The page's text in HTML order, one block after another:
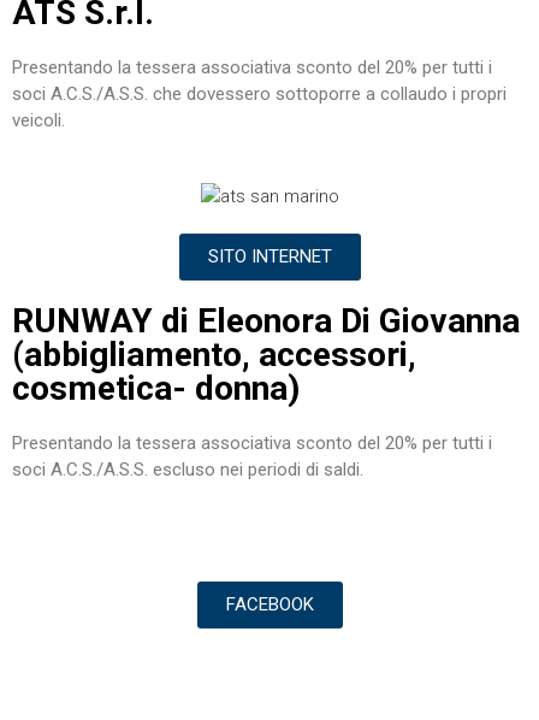
ATS S.r.l.
Presentando la tessera associativa sconto del 20% per tutti i
soci A.C.S./A.S.S. che dovessero sottoporre a collaudo i propri
veicoli.
SITO INTERNET
RUNWAY di Eleonora Di Giovanna
(abbigliamento, accessori,
cosmetica- donna)
Presentando la tessera associativa sconto del 20% per tutti i
soci A.C.S./A.S.S. escluso nei periodi di saldi.
FACEBOOK